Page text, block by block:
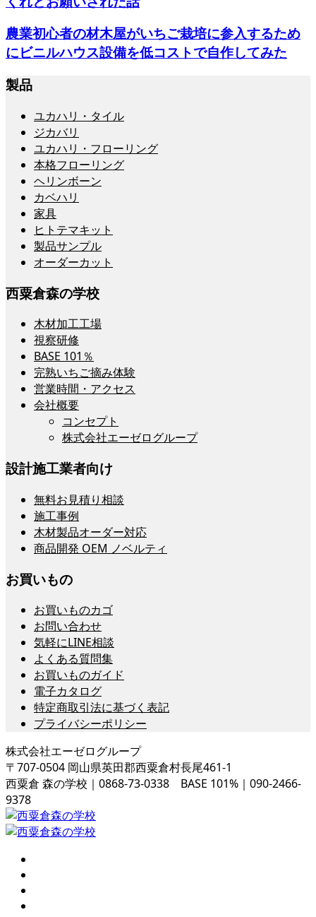
農業初心者の材木屋がいちご栽培に参入するため
にビニルハウス設備を低コストで自作してみた
製品
ユカハリ・タイル
ジカバリ
ユカハリ・フローリング
本格フローリング
ヘリンボーン
カベハリ
家具
ヒトテマキット
製品サンプル
オーダーカット
西粟倉森の学校
木材加工工場
視察研修
BASE 101％
完熟いちご摘み体験
営業時間・アクセス
会社概要
コンセプト
株式会社エーゼログループ
設計施工業者向け
無料お見積り相談
施工事例
木材製品オーダー対応
商品開発 OEM ノベルティ
お買いもの
お買いものカゴ
お問い合わせ
気軽にLINE相談
よくある質問集
お買いものガイド
電子カタログ
特定商取引法に基づく表記
プライバシーポリシー
株式会社エーゼログループ
〒707-0504 岡山県英田郡西粟倉村長尾461-1
西粟倉 森の学校｜0868-73-0338 BASE 101%｜090-2466-
9378